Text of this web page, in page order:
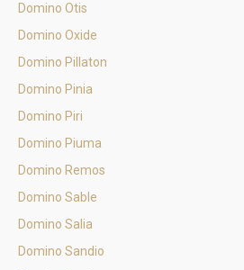
Domino Otis
Domino Oxide
Domino Pillaton
Domino Pinia
Domino Piri
Domino Piuma
Domino Remos
Domino Sable
Domino Salia
Domino Sandio